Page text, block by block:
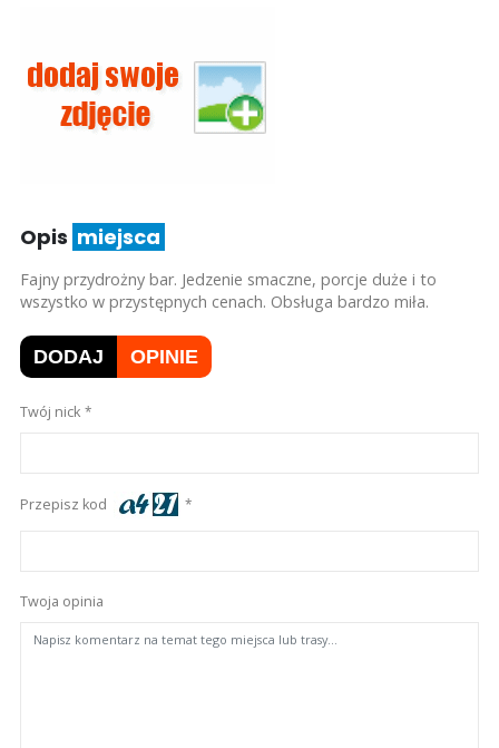
Opis miejsca
Fajny przydrożny bar. Jedzenie smaczne, porcje duże i to
wszystko w przystępnych cenach. Obsługa bardzo miła.
DODAJ OPINIE
Twój nick
Przepisz kod
Twoja opinia